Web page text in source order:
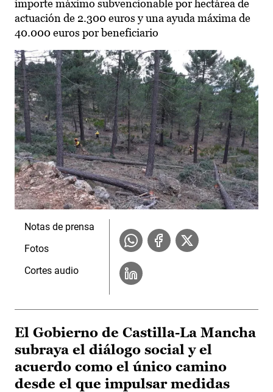
importe máximo subvencionable por hectárea de
actuación de 2.300 euros y una ayuda máxima de
40.000 euros por beneficiario
Notas de prensa
Fotos
Cortes audio
El Gobierno de Castilla-La Mancha
subraya el diálogo social y el
acuerdo como el único camino
desde el que impulsar medidas